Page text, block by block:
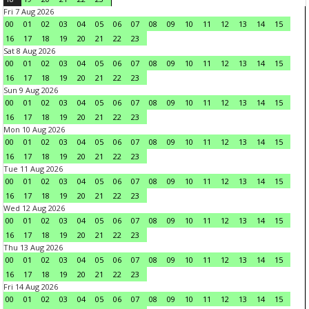
Fri 7 Aug 2026
00
01 02 03 04 05 06 07 08 09 10 11 12 13 14
15
16
17 18 19 20 21 22
23
Sat 8 Aug 2026
00
01 02 03 04 05 06 07 08 09 10 11 12 13 14
15
16
17 18 19 20 21 22
23
Sun 9 Aug 2026
00
01 02 03 04 05 06 07 08 09 10 11 12 13 14
15
16
17 18 19 20 21 22
23
Mon 10 Aug 2026
00
01 02 03 04 05 06 07 08 09 10 11 12 13 14
15
16
17 18 19 20 21 22
23
Tue 11 Aug 2026
00
01 02 03 04 05 06 07 08 09 10 11 12 13 14
15
16
17 18 19 20 21 22
23
Wed 12 Aug 2026
00
01 02 03 04 05 06 07 08 09 10 11 12 13 14
15
16
17 18 19 20 21 22
23
Thu 13 Aug 2026
00
01 02 03 04 05 06 07 08 09 10 11 12 13 14
15
16
17 18 19 20 21 22
23
Fri 14 Aug 2026
00
01 02 03 04 05 06 07 08 09 10 11 12 13 14
15